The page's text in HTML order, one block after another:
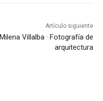
Artículo siguiente
Milena Villalba · Fotografía de
arquitectura